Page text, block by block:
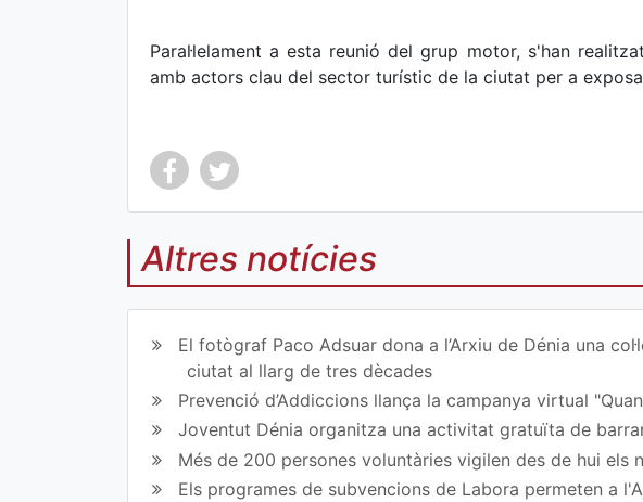
Paral·lelament a esta reunió del grup motor, s'han
amb actors clau del sector turístic de la ciutat per a
Co
art
ir
en
Fa
Co
art
ir
en
Tw
Altres notícies
El fotògraf Paco Adsuar dona a l’Arxiu de Dénia una
ciutat al llarg de tres dècades
Prevenció d’Addiccions llança la campanya virtual
Joventut Dénia organitza una activitat gratuïta de
Més de 200 persones voluntàries vigilen des de hui els
Els programes de subvencions de Labora permeten a